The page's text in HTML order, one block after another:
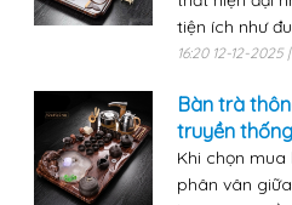
tiện ích như
16:20 12-12-
Bàn trà
truyền
Khi chọn
phân vân